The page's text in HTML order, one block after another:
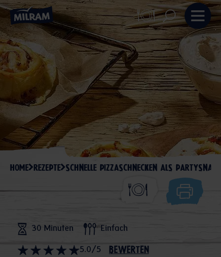
HOME REZEPTE SCHNELLE PIZZASCHNECKEN ALS PARTYSNACK
30 Minuten Einfach
5.0/5 bewerten